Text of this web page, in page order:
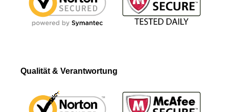
Qualität & Verantwortung